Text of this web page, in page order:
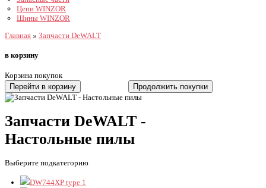
Цепи WINZOR
Шины WINZOR
Главная » Запчасти DeWALT
в корзину
Корзина покупок
Перейти в корзину
Продолжить покупки
Запчасти DeWALT -
Настольные пилы
Выберите подкатегорию
DW744XP type 1